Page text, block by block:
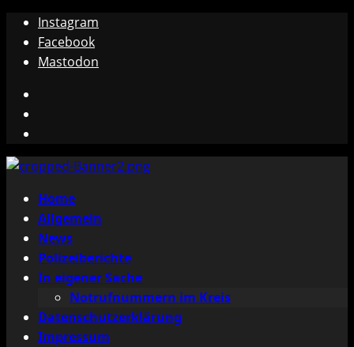
Zum
Inhalt
springen
Instagram
Facebook
Mastodon
Primäres
Menü
Home
Allgemein
News
Polizeiberichte
In eigener Sache
Notrufnummern im Kreis
Datenschutzerklärung
Impressum